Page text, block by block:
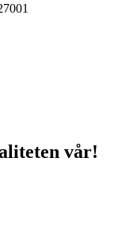
vår!